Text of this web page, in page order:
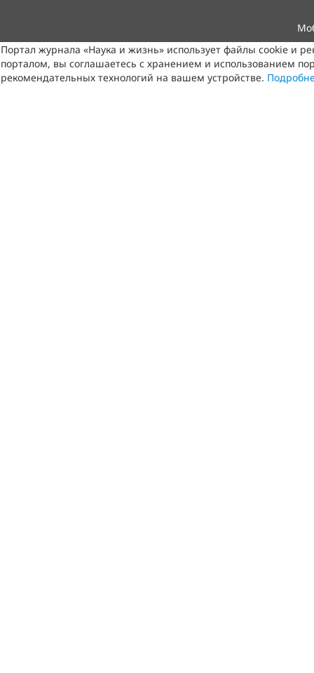
Портал журнала «Наука и жизнь» использует файлы cookie и
порталом, вы соглашаетесь с хранением и использованием
рекомендательных технологий на вашем устройстве.